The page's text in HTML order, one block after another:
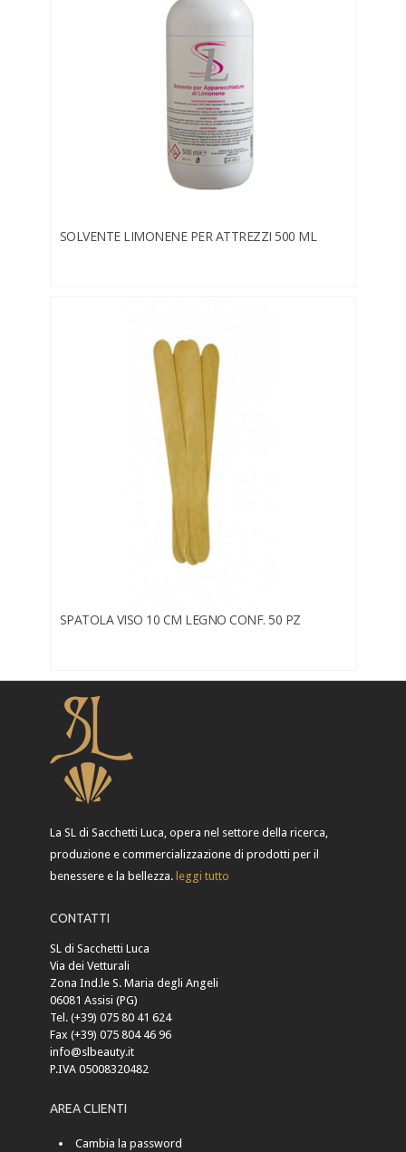
SOLVENTE LIMONENE PER ATTREZZI 500 ML
SPATOLA VISO 10 CM LEGNO CONF. 50 PZ
La SL di Sacchetti Luca, opera nel settore della ricerca,
produzione e commercializzazione di prodotti per il
benessere e la bellezza. leggi tutto
CONTATTI
SL di Sacchetti Luca
Via dei Vetturali
Zona Ind.le S. Maria degli Angeli
06081 Assisi (PG)
Tel. (+39) 075 80 41 624
Fax (+39) 075 804 46 96
info@slbeauty.it
P.IVA 05008320482
AREA CLIENTI
Cambia la password